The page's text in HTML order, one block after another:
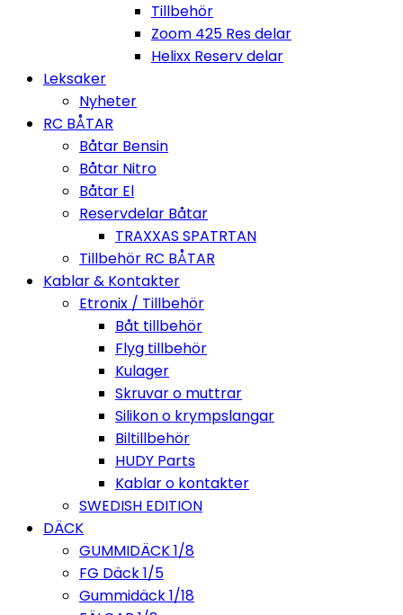
Tillbehör
Zoom 425 Res delar
Helixx Reserv delar
Leksaker
Nyheter
RC BÅTAR
Båtar Bensin
Båtar Nitro
Båtar El
Reservdelar Båtar
TRAXXAS SPATRTAN
Tillbehör RC BÅTAR
Kablar & Kontakter
Etronix / Tillbehör
Båt tillbehör
Flyg tillbehör
Kulager
Skruvar o muttrar
Silikon o krympslangar
Biltillbehör
HUDY Parts
Kablar o kontakter
SWEDISH EDITION
DÄCK
GUMMIDÄCK 1/8
FG Däck 1/5
Gummidäck 1/18